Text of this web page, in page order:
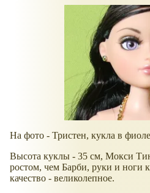
На фото - Тристен, кукла в
Высота куклы - 35 см, Мокси
ростом, чем Барби, руки и ноги
качество - великолепное.